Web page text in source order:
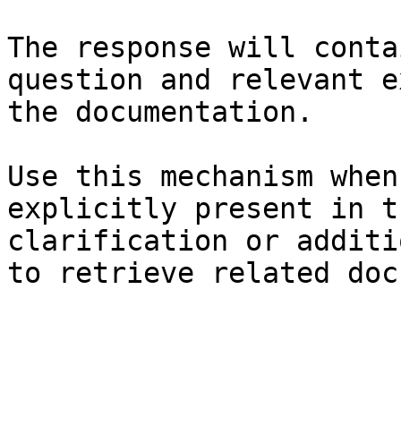
The response will
question and relevant
the documentation.
Use this mechanism
explicitly present in
clarification or